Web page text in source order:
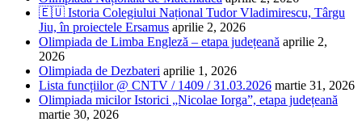
🇪🇺 Istoria Colegiului Național Tudor Vladimirescu, Târgu
Jiu, în proiectele Ersamus aprilie 2, 2026
Olimpiada de Limba Engleză – etapa județeană aprilie 2,
2026
Olimpiada de Dezbateri aprilie 1, 2026
Lista funcțiilor @ CNTV / 1409 / 31.03.2026 martie 31, 2026
Olimpiada micilor Istorici „Nicolae Iorga”, etapa județeană
martie 30, 2026